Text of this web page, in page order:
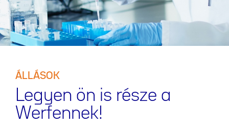
ÁLLÁSOK
Legyen ön is része a
Werfennek!